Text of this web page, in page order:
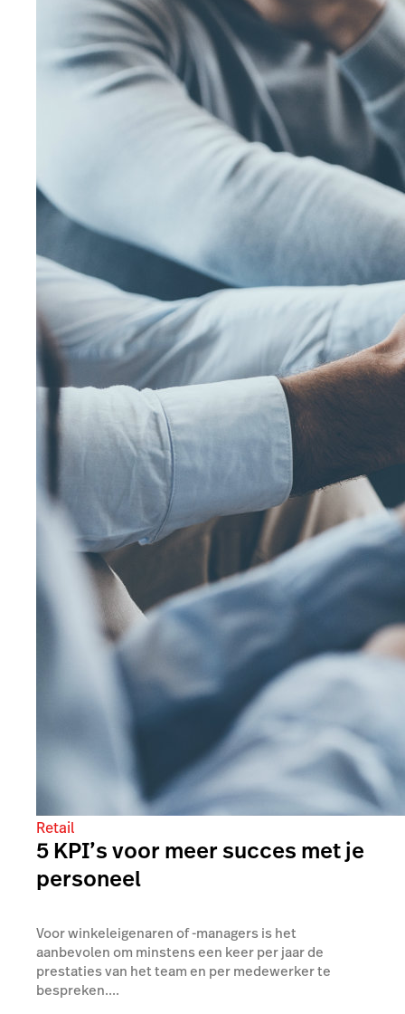
Retail
5 KPI’s voor meer succes met je
personeel
Voor winkeleigenaren of -managers is het
aanbevolen om minstens een keer per jaar de
prestaties van het team en per medewerker te
bespreken....